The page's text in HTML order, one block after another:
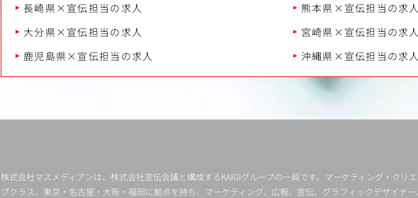
長崎県×宣伝担当の求人
熊本県×宣伝担当の求人
大分県×宣伝担当の求人
宮崎県×宣伝担当の求人
鹿児島県×宣伝担当の求人
沖縄県×宣伝担当の求人
株式会社マスメディアンは、株式会社宣伝会議と構成するKAIGIグループの一員です。マーケティング・クリ
プクラス。東京・名古屋・大阪・福岡に拠点を持ち、マーケティング、広報、宣伝、グラフィックデザイナ